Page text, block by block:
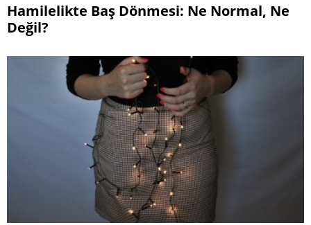
Hamilelikte Baş Dönmesi: Ne Normal, Ne
Değil?